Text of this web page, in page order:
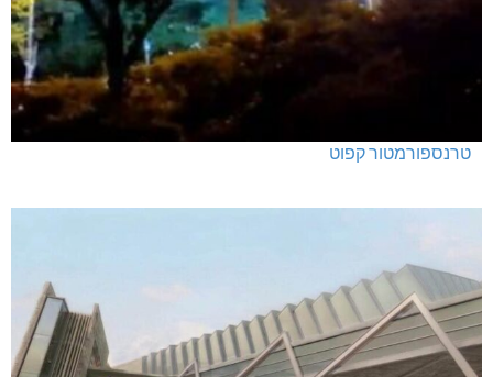
טרנספורמטור קפוט